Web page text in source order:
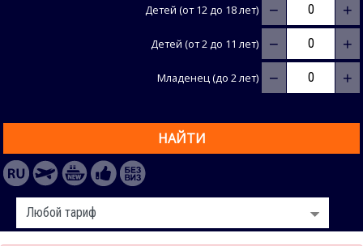
Детей (от 12 до 18 лет) − +
Детей (от 2 до 11 лет) − +
Младенец (до 2 лет) − +
НАЙТИ